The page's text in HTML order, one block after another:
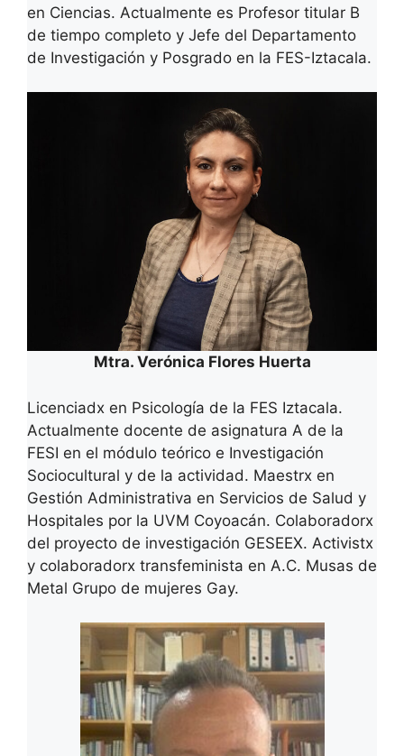
en Ciencias. Actualmente es Profesor titular B
de tiempo completo y Jefe del Departamento
de Investigación y Posgrado en la FES-Iztacala.
Mtra. Verónica Flores Huerta
Licenciadx en Psicología de la FES Iztacala.
Actualmente docente de asignatura A de la
FESI en el módulo teórico e Investigación
Sociocultural y de la actividad. Maestrx en
Gestión Administrativa en Servicios de Salud y
Hospitales por la UVM Coyoacán. Colaboradorx
del proyecto de investigación GESEEX. Activistx
y colaboradorx transfeminista en A.C. Musas de
Metal Grupo de mujeres Gay.